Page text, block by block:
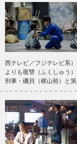
西テレビ／フジテレビ系
よりも復讐（ふくしゅう
刑事・磯貝（横山裕）と